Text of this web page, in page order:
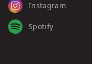
Instagram
Spotify